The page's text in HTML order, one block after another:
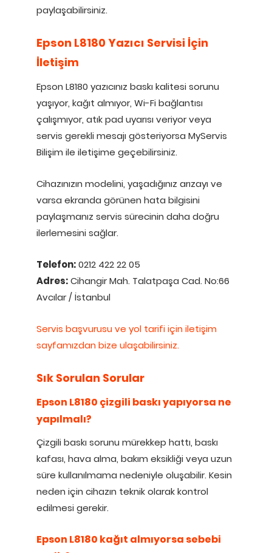
paylaşabilirsiniz.
Epson L8180 Yazıcı Servisi İçin
İletişim
Epson L8180 yazıcınız baskı kalitesi sorunu
yaşıyor, kağıt almıyor, Wi-Fi bağlantısı
çalışmıyor, atık pad uyarısı veriyor veya
servis gerekli mesajı gösteriyorsa MyServis
Bilişim ile iletişime geçebilirsiniz.
Cihazınızın modelini, yaşadığınız arızayı ve
varsa ekranda görünen hata bilgisini
paylaşmanız servis sürecinin daha doğru
ilerlemesini sağlar.
Telefon:0212 422 22 05
Adres:Cihangir Mah. Talatpaşa Cad. No:66
Avcılar / İstanbul
Servis başvurusu ve yol tarifi için iletişim
sayfamızdan bize ulaşabilirsiniz.
Sık Sorulan Sorular
Epson L8180 çizgili baskı yapıyorsa ne
yapılmalı?
Çizgili baskı sorunu mürekkep hattı, baskı
kafası, hava alma, bakım eksikliği veya uzun
süre kullanılmama nedeniyle oluşabilir. Kesin
neden için cihazın teknik olarak kontrol
edilmesi gerekir.
Epson L8180 kağıt almıyorsa sebebi